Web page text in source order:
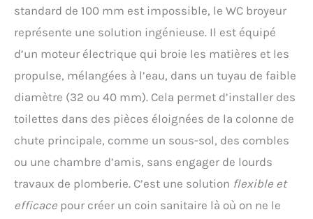
standard de 100 mm est impossible, le WC broyeur
représente une solution ingénieuse. Il est équipé
d’un moteur électrique qui broie les matières et les
propulse, mélangées à l’eau, dans un tuyau de faible
diamètre (32 ou 40 mm). Cela permet d’installer des
toilettes dans des pièces éloignées de la colonne de
chute principale, comme un sous-sol, des combles
ou une chambre d’amis, sans engager de lourds
travaux de plomberie. C’est une solution flexible et
efficace pour créer un coin sanitaire là où on ne le